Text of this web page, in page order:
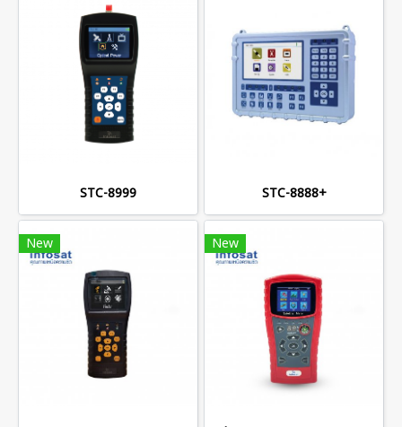
STC-8999 STC-8888+
New New